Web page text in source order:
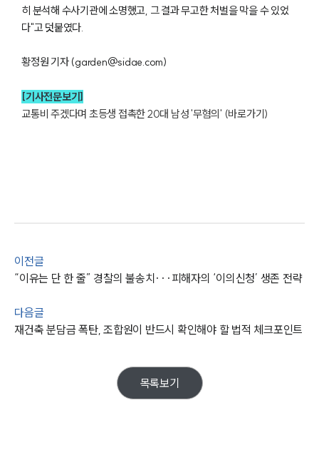
대륜의 강점
오시는 길
통합검색
업무사례
히 분석해 수사기관에 소명했고, 그 결과 무고한 처벌을 막을 수 있었
다"고 덧붙였다.
황정원 기자 (garden@sidae.com)
[기사전문보기]
교통비 주겠다며 초등생 접촉한 20대 남성 '무혐의' (바로가기)
이전글
“이유는 단 한 줄” 경찰의 불송치···피해자의 ‘이의신청’ 생존 전략
다음글
재건축 분담금 폭탄, 조합원이 반드시 확인해야 할 법적 체크포인트
목록보기